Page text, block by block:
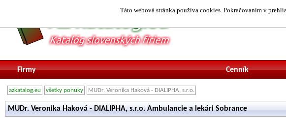
Táto webová stránka používa cookies. Pokračovaním v
Firmy Cenník
azkatalog.eu všetky ponuky MUDr. Veronika Haková - DIALIPHA, s.r.o.
MUDr. Veronika Haková - DIALIPHA, s.r.o. Ambulancie a lekári Sobrance